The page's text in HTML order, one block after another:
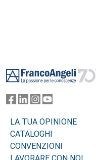
LA TUA OPINIONE
CATALOGHI
CONVENZIONI